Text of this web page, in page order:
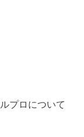
プロについて